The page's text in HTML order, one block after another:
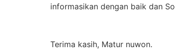
informasikan dengan baik dan
Terima kasih, Matur nuwon.